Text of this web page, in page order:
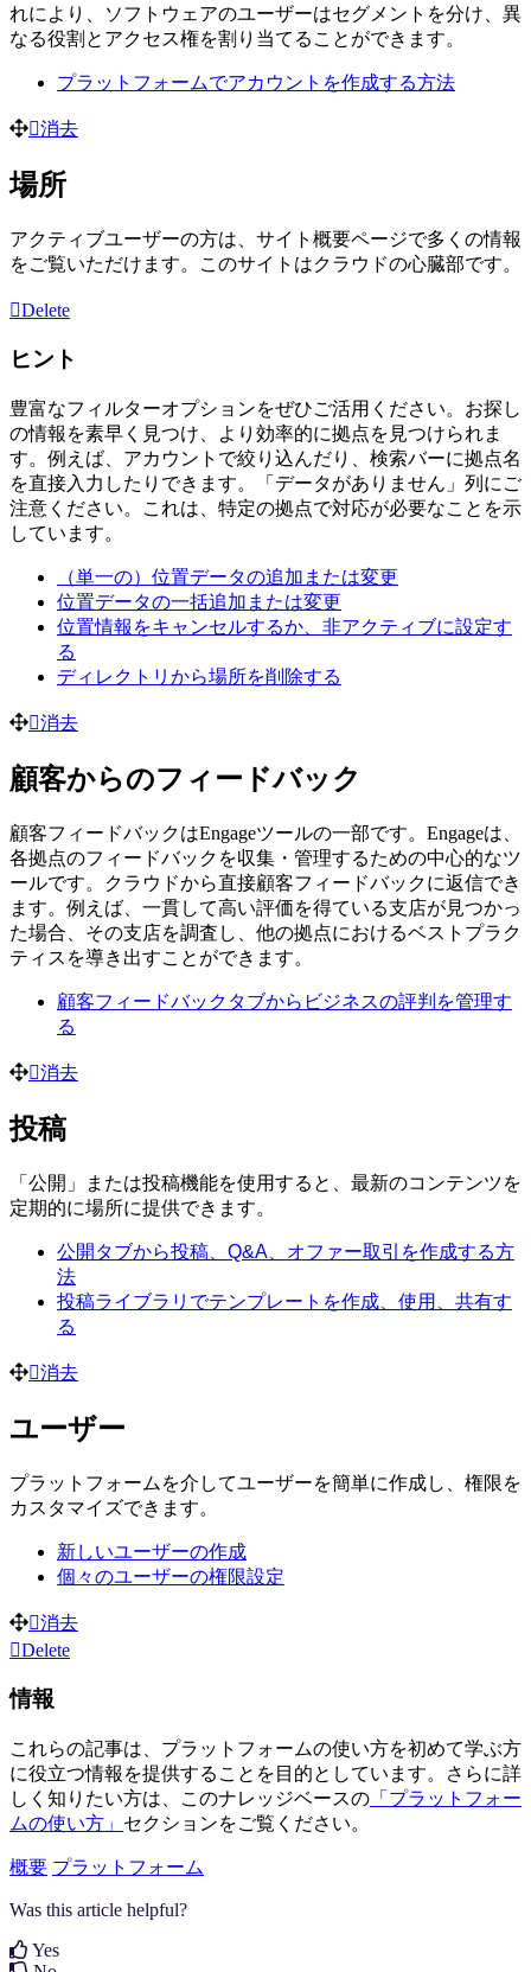
れにより、ソフトウェアのユーザーはセグメントを分け、異
なる役割とアクセス権を割り当てることができます。
プラットフォームでアカウントを作成する方法
消去
場所
アクティブユーザーの方は、サイト概要ページで多くの情報
をご覧いただけます。このサイトはクラウドの心臓部です。
Delete
ヒント
豊富なフィルターオプションをぜひご活用ください。お探し
の情報を素早く見つけ、より効率的に拠点を見つけられま
す。例えば、アカウントで絞り込んだり、検索バーに拠点名
を直接入力したりできます。「データがありません」列にご
注意ください。これは、特定の拠点で対応が必要なことを示
しています。
（単一の）位置データの追加または変更
位置データの一括追加または変更
位置情報をキャンセルするか、非アクティブに設定す
る
ディレクトリから場所を削除する
消去
顧客からのフィードバック
顧客フィードバックはEngageツールの一部です。Engageは、
各拠点のフィードバックを収集・管理するための中心的なツ
ールです。クラウドから直接顧客フィードバックに返信でき
ます。例えば、一貫して高い評価を得ている支店が見つかっ
た場合、その支店を調査し、他の拠点におけるベストプラク
ティスを導き出すことができます。
顧客フィードバックタブからビジネスの評判を管理す
る
消去
投稿
「公開」または投稿機能を使用すると、最新のコンテンツを
定期的に場所に提供できます。
公開タブから投稿、Q&A、オファー取引を作成する方
法
投稿ライブラリでテンプレートを作成、使用、共有す
る
消去
ユーザー
プラットフォームを介してユーザーを簡単に作成し、権限を
カスタマイズできます。
新しいユーザーの作成
個々のユーザーの権限設定
消去
Delete
情報
これらの記事は、プラットフォームの使い方を初めて学ぶ方
に役立つ情報を提供することを目的としています。さらに詳
しく知りたい方は、このナレッジベースの 「プラットフォー
ムの使い方」 セクションをご覧ください。
概要 プラットフォーム
Was this article helpful?
Yes